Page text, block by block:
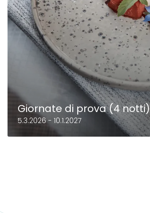
Giornate di prova (4 notti)
5.3.2026 - 10.1.2027